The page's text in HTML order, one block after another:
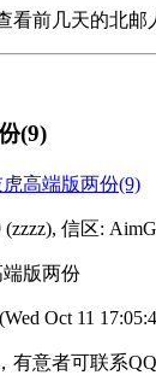
看前几天的北邮
(9)
高端版两份(9)
信区:
版两份
Oct 11
有意者可联系